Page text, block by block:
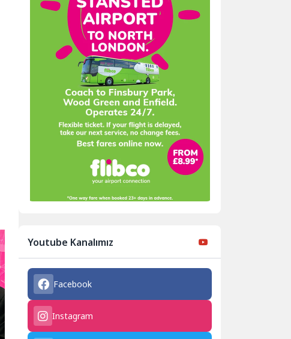
Youtube Kanalımız
Facebook
Instagram